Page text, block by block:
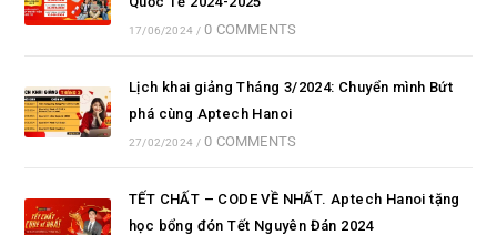
17/06/2024 / 0 COMMENTS
Lịch khai giảng Tháng 3/2024: Chuyển mình Bứt
phá cùng Aptech Hanoi
27/02/2024 / 0 COMMENTS
TẾT CHẤT – CODE VỀ NHẤT. Aptech Hanoi tặng
học bổng đón Tết Nguyên Đán 2024